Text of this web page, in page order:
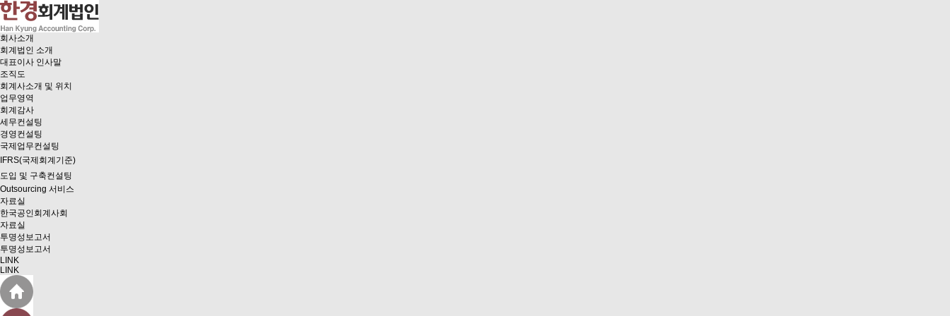
회사소개
회계법인 소개
대표이사 인사말
조직도
회계사소개 및 위치
업무영역
회계감사
세무컨설팅
경영컨설팅
국제업무컨설팅
IFRS(국제회계기준)
도입 및 구축컨설팅
Outsourcing 서비스
자료실
한국공인회계사회
자료실
투명성보고서
투명성보고서
LINK
LINK